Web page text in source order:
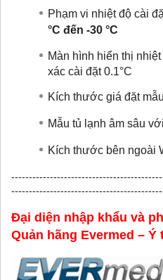
Phạm vi nhiệt độ cài
°C đến -30 °C
Màn hình hiển thị
xác cài đặt 0.1°C
Kích thước giá đặt
Mẫu tủ lạnh âm sâu
Kích thước bên ngoài
Đại diện nhập khẩu và
Quản hãng Evermed – Ý